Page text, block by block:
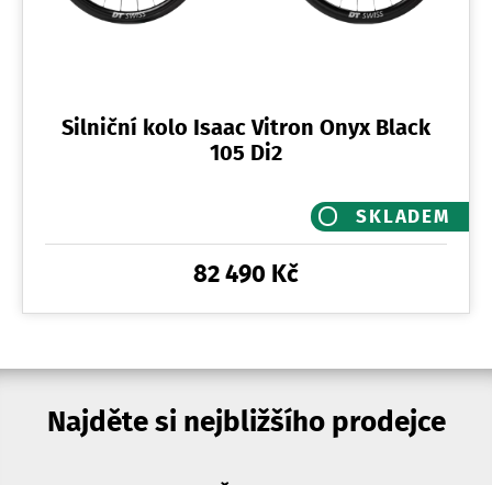
Silniční kolo Isaac Vitron Onyx Black
105 Di2
SKLADEM
82 490 Kč
Najděte si nejbližšího prodejce